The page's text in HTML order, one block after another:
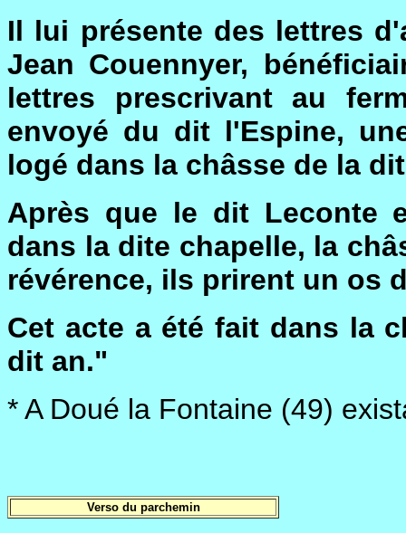
Il lui présente des lettres
Jean Couennyer,
lettres prescrivant au
envoyé du dit l'Espine,
logé dans la châsse de la
Après que le dit Leconte
dans la dite chapelle, la
révérence, ils prirent un os
Cet acte a été fait dans la
dit an."
* A Doué la Fontaine (49)
Verso du parchemin